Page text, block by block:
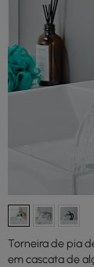
Torneira de pia
em cascata de